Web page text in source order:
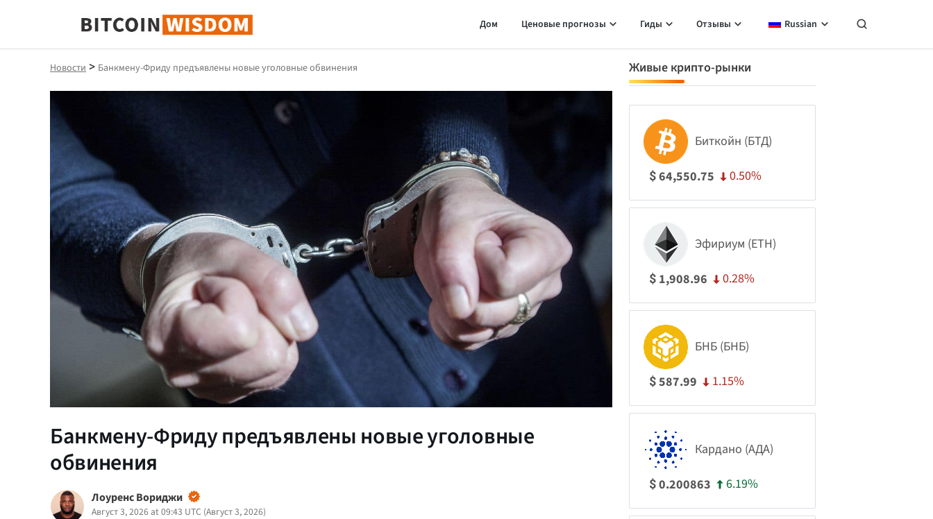
Биткойн Мудрость
Дом Ценовые прогнозы Гиды Отзывы Russian
Новости > Банкмену-Фриду предъявлены новые уголовные обвинения
Банкмену-Фриду предъявлены новые уголовные
обвинения
Лоуренс Вориджи
Август 3, 2026 at 09:43 UTC (Август 3, 2026)
Живые крипто-рынки
Биткойн (БТД)
$64,550.75 0.50%
Эфириум (ETH)
$ 1,908.96 0.28%
БНБ (БНБ)
$587.99 1.15%
Кардано (АДА)
$0.200863 6.19%